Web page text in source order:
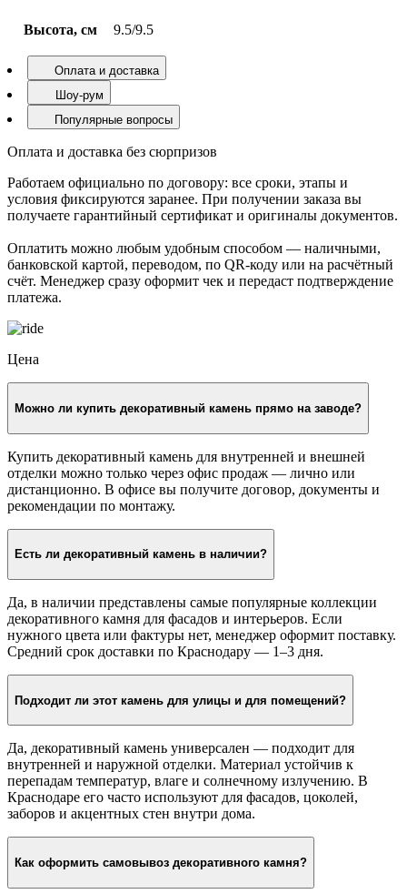
Толщина
Высота, см 9.5/9.5
Оплата и доставка
Шоу-рум
Популярные вопросы
Оплата и доставка без сюрпризов
Работаем официально по договору: все сроки, этапы и
условия фиксируются заранее. При получении заказа вы
получаете гарантийный сертификат и оригиналы документов.
Оплатить можно любым удобным способом — наличными,
банковской картой, переводом, по QR-коду или на расчётный
счёт. Менеджер сразу оформит чек и передаст подтверждение
платежа.
Цена
Можно ли купить декоративный камень прямо на заводе?
Купить декоративный камень для внутренней и внешней
дистанционно. В офисе вы получите договор, документы и
рекомендации по монтажу.
Есть ли декоративный камень в наличии?
Да, в наличии представлены самые популярные коллекции
нужного цвета или фактуры нет, менеджер оформит поставку.
Средний срок доставки по Краснодару — 1–3 дня.
Подходит ли этот камень для улицы и для помещений?
Да, декоративный камень универсален — подходит для
внутренней и наружной отделки. Материал устойчив к